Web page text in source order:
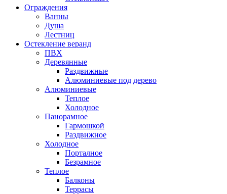
Ограждения
Ванны
Душа
Лестниц
Остекление веранд
ПВХ
Деревянные
Раздвижные
Алюминиевые под дерево
Алюминиевые
Теплое
Холодное
Панорамное
Гармошкой
Раздвижное
Холодное
Порталное
Безрамное
Теплое
Балконы
Террасы